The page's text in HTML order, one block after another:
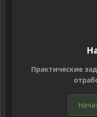
Практические